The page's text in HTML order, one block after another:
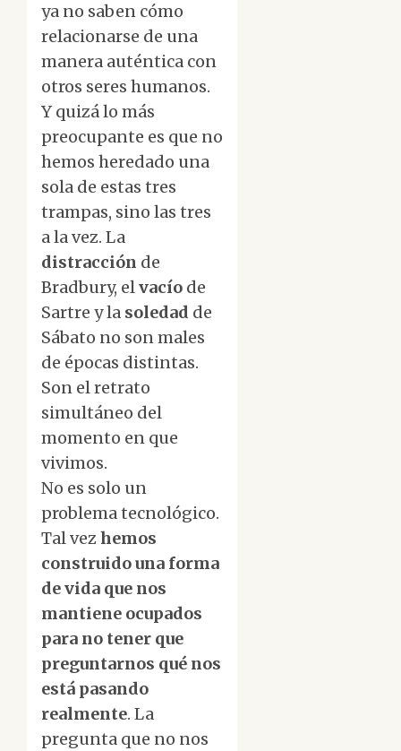
ya no saben cómo
relacionarse de una
manera auténtica con
otros seres humanos.
Y quizá lo más
preocupante es que no
hemos heredado una
sola de estas tres
trampas, sino las tres
a la vez. La
distracción de
Bradbury, elvacío de
Sartre y la soledad de
Sábato no son males
de épocas distintas.
Son el retrato
simultáneo del
momento en que
vivimos.
No es solo un
problema tecnológico.
Tal vez hemos
construido una forma
de vida que nos
mantiene ocupados
para no tener que
preguntarnos qué nos
está pasando
realmente. La
pregunta que no nos